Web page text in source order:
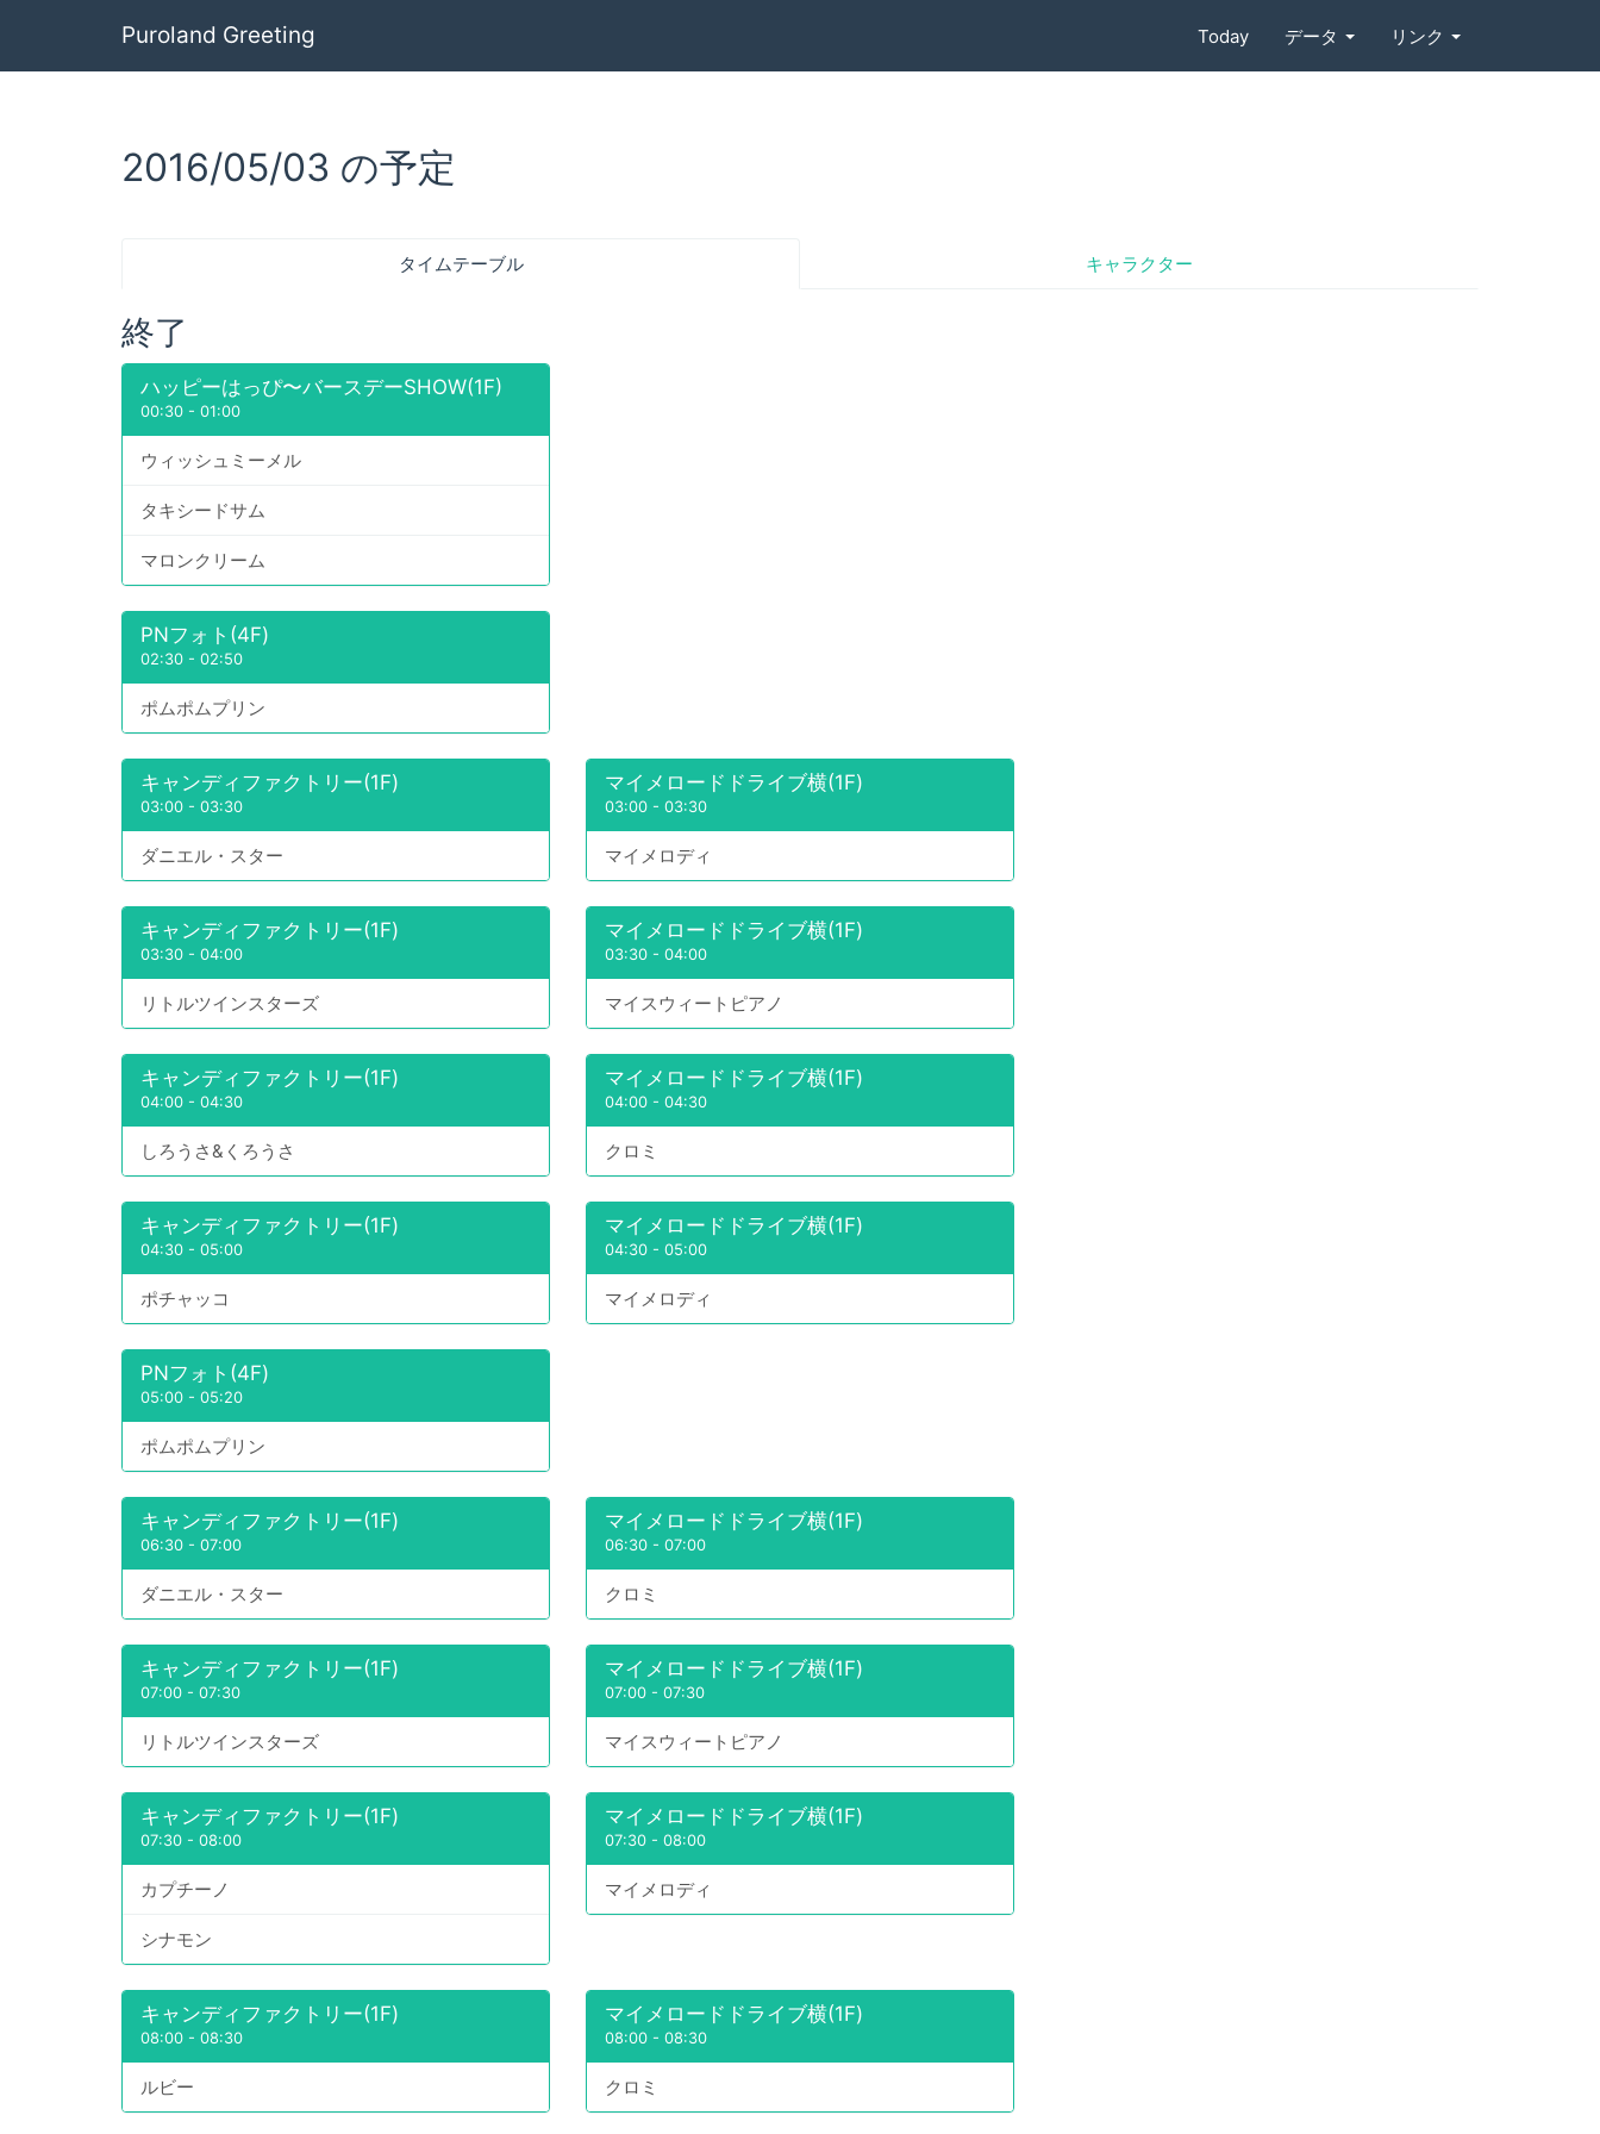
Puroland Greeting Today データ リンク
2016/05/03 の予定
タイムテーブル キャラクター
終了
ハッピーはっぴ〜バースデーSHOW(1F)
00:30 - 01:00
ウィッシュミーメル
タキシードサム
マロンクリーム
PNフォト(4F)
02:30 - 02:50
ポムポムプリン
キャンディファクトリー(1F)
03:00 - 03:30
ダニエル・スター
マイメロードドライブ横(1F)
03:00- 03:30
マイメロディ
キャンディファクトリー(1F)
03:30 - 04:00
リトルツインスターズ
マイメロードドライブ横(1F)
03:30- 04:00
マイスウィートピアノ
キャンディファクトリー(1F)
04:00 - 04:30
しろうさ&くろうさ
マイメロードドライブ横(1F)
04:00- 04:30
クロミ
キャンディファクトリー(1F)
04:30 - 05:00
ポチャッコ
マイメロードドライブ横(1F)
04:30- 05:00
マイメロディ
PNフォト(4F)
05:00 - 05:20
ポムポムプリン
キャンディファクトリー(1F)
06:30 - 07:00
ダニエル・スター
マイメロードドライブ横(1F)
06:30- 07:00
クロミ
キャンディファクトリー(1F)
07:00 - 07:30
リトルツインスターズ
マイメロードドライブ横(1F)
07:00- 07:30
マイスウィートピアノ
キャンディファクトリー(1F)
07:30 - 08:00
カプチーノ
シナモン
マイメロードドライブ横(1F)
07:30- 08:00
マイメロディ
キャンディファクトリー(1F)
08:00 - 08:30
ルビー
マイメロードドライブ横(1F)
08:00- 08:30
クロミ